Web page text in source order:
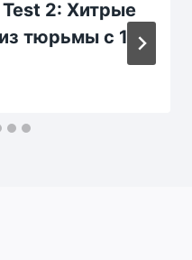
Test 2: Хитрые
тюрьмы c 1